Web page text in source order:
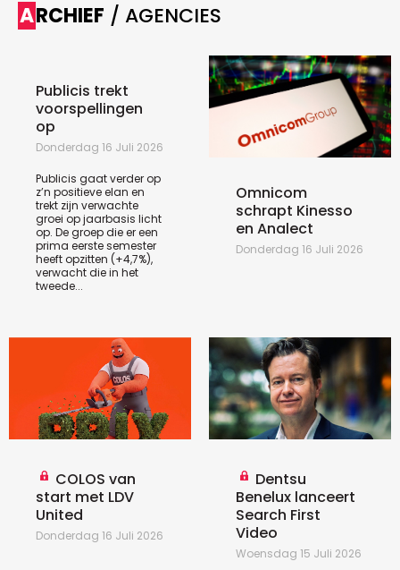
ARCHIEF / AGENCIES
Publicis trekt
voorspellingen
op
Donderdag 16 Juli 2026
Publicis gaat verder op
z’n positieve elan en
trekt zijn verwachte
groei op jaarbasis licht
op. De groep die er een
prima eerste semester
heeft opzitten (+4,7%),
verwacht die in het
tweede...
Omnicom
schrapt Kinesso
en Analect
Donderdag 16 Juli 2026
COLOS van
start met LDV
United
Donderdag 16 Juli 2026
Dentsu
Benelux lanceert
Search First
Video
Woensdag 15 Juli 2026